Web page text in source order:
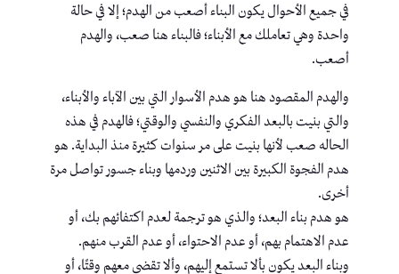
في جميع الأحوال يكون البناء أصعب من الهدم؛ إلا في حالة
واحدة وهي تعاملك مع الأبناء؛ فالبناء هنا صعب، والهدم
أصعب.
والهدم المقصود هنا هو هدم الأسوار التي بين الآباء والأبناء،
والتي بنيت بالبعد الفكري والنفسي والوقتي؛ فالهدم في هذه
الحاله صعب لأنها بنيت على مر سنوات كثيرة منذ البداية. هو
هدم الفجوة الكبيرة بين الاثنين وردمها وبناء جسور تواصل مرة
أخرى.
هو هدم بناء البعد؛ والذي هو ترجمة لعدم اكتفائهم بك، أو
عدم الاهتمام بهم، أو عدم الاحتواء، أو عدم القرب منهم.
وبناء البعد يكون بألا تستمع إليهم، وألا تقضي معهم وقتًا، أو